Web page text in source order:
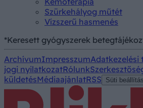
Szürkehályog műtét
Vízszerű hasmenés
*Keresett gyógyszerek
ArchívumImpresszumAdatkezelési
jogi nyilatkozatRólunk
küldetésMédiaajánlatRSS Süti